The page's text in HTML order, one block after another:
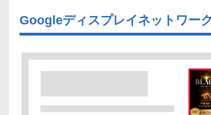
Googleディスプレイネットワー